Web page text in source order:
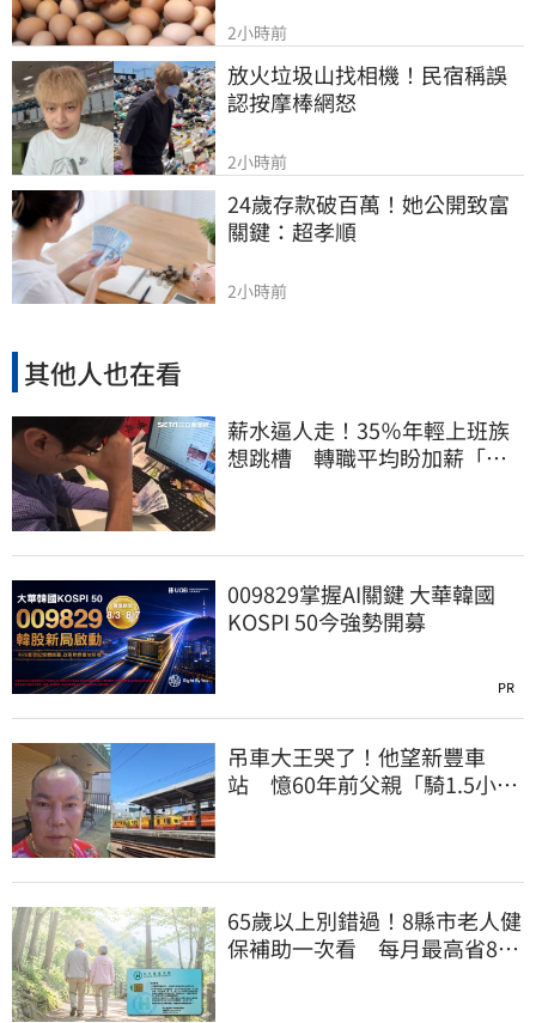
2小時前
放火垃圾山找相機！民宿稱誤
認按摩棒網怒
2小時前
24歲存款破百萬！她公開致富
關鍵：超孝順
2小時前
其他人也在看
薪水逼人走！35％年輕上班族
想跳槽 轉職平均盼加薪「破
009829掌握AI關鍵 大華韓國
KOSPI 50今強勢開募
PR
吊車大王哭了！他望新豐車
站 憶60年前父親「騎1.5小時
65歲以上別錯過！8縣市老人健
保補助一次看 每月最高省826